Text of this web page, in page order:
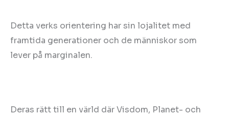
Detta verks orientering har sin lojalitet med
framtida generationer och de människor som
lever på marginalen.
Deras rätt till en värld där Visdom, Planet- och